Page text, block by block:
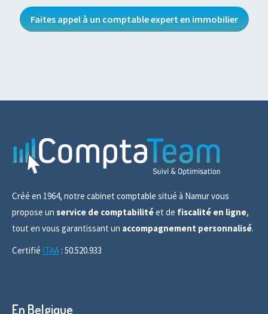
Faites appel à un comptable expert en immobilier
Créé en 1964, notre cabinet comptable situé à Namur vous
propose un service de comptabilitéet de fiscalité en ligne,
tout en vous garantissant un accompagnement personnalisé.
Certifié ITAA : 50.520.933
En Belgique